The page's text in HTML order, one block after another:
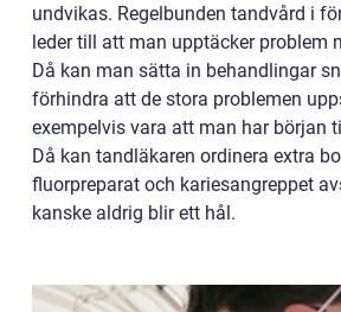
undvikas. Regelbunden tandvård i
leder till att man upptäcker problem
Då kan man sätta in behandlingar
förhindra att de stora problemen
exempelvis vara att man har början
Då kan tandläkaren ordinera extra
fluorpreparat och kariesangreppet
kanske aldrig blir ett hål.